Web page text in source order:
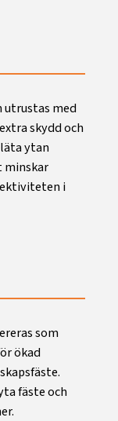
utrustas med
skydd och
ytan
i
som
ökad
fäste och